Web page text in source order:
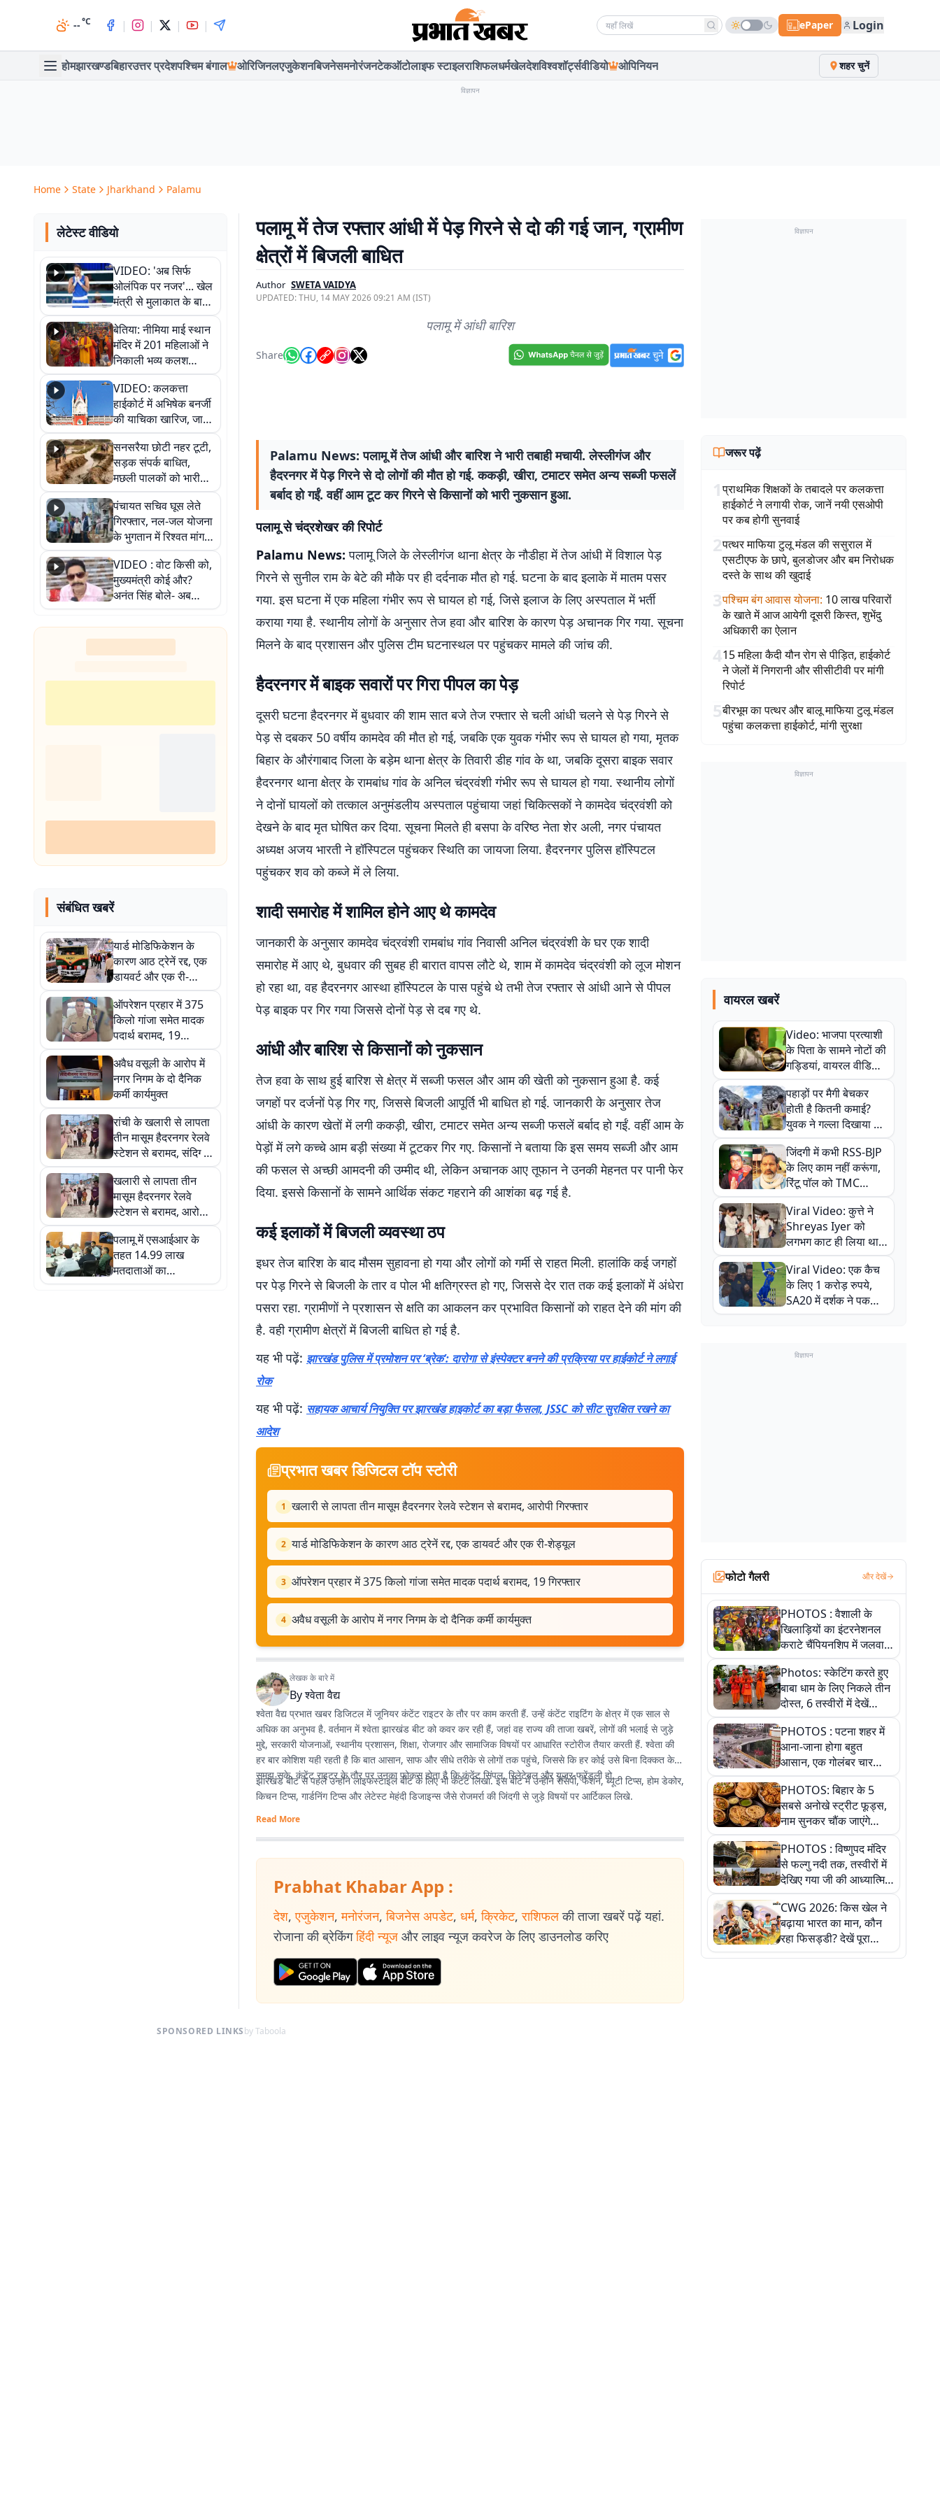
--°C | | | | Search news ePaper Login
होमझारखण्डबिहारउत्तर प्रदेशपश्चिम बंगाल ओरिजिनलएजुकेशनबिजनेसमनोरंजनटेकऑटोलाइफ स्टाइलराशिफलधर्मखेलदेशविश्वशॉर्ट्सवीडियो ओपिनियन शहर चुनें
विज्ञापन
Home State Jharkhand Palamu
लेटेस्ट वीडियो
VIDEO: 'अब सिर्फ
ओलंपिक पर नजर'... खेल
मंत्री से मुलाकात के बाद
जैसमीन लंबोरिया का बड़ा
बयान
बेतिया: नीमिया माई स्थान
मंदिर में 201 महिलाओं ने
निकाली भव्य कलश
शोभायात्रा, शिवलिंग
प्राण-प्रतिष्ठा महोत्सव
शुरू
VIDEO: कलकत्ता
हाईकोर्ट में अभिषेक बनर्जी
की याचिका खारिज, जानें
क्या है पूरा मामला
सनसरैया छोटी नहर टूटी,
सड़क संपर्क बाधित,
मछली पालकों को भारी
नुकसान
पंचायत सचिव घूस लेते
गिरफ्तार, नल-जल योजना
के भुगतान में रिश्वत मांगना
पड़ा भारी
VIDEO : वोट किसी को,
मुख्यमंत्री कोई और?
अनंत सिंह बोले- अब
जनता हर चुनाव में देगी
जवाब
संबंधित खबरें
यार्ड मोडिफिकेशन के
कारण आठ ट्रेनें रद्द, एक
डायवर्ट और एक री-
शेड्यूल
ऑपरेशन प्रहार में 375
किलो गांजा समेत मादक
पदार्थ बरामद, 19
गिरफ्तार
अवैध वसूली के आरोप में
नगर निगम के दो दैनिक
कर्मी कार्यमुक्त
रांची के खलारी से लापता
तीन मासूम हैदरनगर रेलवे
स्टेशन से बरामद, संदिग्ध
युवक गिरफ्तार
खलारी से लापता तीन
मासूम हैदरनगर रेलवे
स्टेशन से बरामद, आरोपी
गिरफ्तार
पलामू में एसआईआर के
तहत 14.99 लाख
मतदाताओं का
डिजिटाइजेशन पूरा
पलामू में तेज रफ्तार आंधी में पेड़ गिरने से दो की गई जान, ग्रामीण
क्षेत्रों में बिजली बाधित
Author SWETA VAIDYA
UPDATED:THU, 14 MAY 2026 09:21 AM (IST)
पलामू में आंधी बारिश
Share
Palamu News: पलामू में तेज आंधी और बारिश ने भारी तबाही मचायी. लेस्लीगंज और
हैदरनगर में पेड़ गिरने से दो लोगों की मौत हो गई. ककड़ी, खीरा, टमाटर समेत अन्य सब्जी फसलें
बर्बाद हो गईं. वहीं आम टूट कर गिरने से किसानों को भारी नुकसान हुआ.
पलामू से चंद्रशेखर की रिपोर्ट
Palamu News: पलामू जिले के लेस्लीगंज थाना क्षेत्र के नौडीहा में तेज आंधी में विशाल पेड़
गिरने से सुनील राम के बेटे की मौके पर ही दर्दनाक मौत हो गई. घटना के बाद इलाके में मातम पसर
गया. इस घटना में एक महिला गंभीर रूप से घायल हो गई, जिसे इलाज के लिए अस्पताल में भर्ती
कराया गया है. स्थानीय लोगों के अनुसार तेज हवा और बारिश के कारण पेड़ अचानक गिर गया. सूचना
मिलने के बाद प्रशासन और पुलिस टीम घटनास्थल पर पहुंचकर मामले की जांच की.
हैदरनगर में बाइक सवारों पर गिरा पीपल का पेड़
दूसरी घटना हैदरनगर में बुधवार की शाम सात बजे तेज रफ्तार से चली आंधी चलने से पेड़ गिरने से
पेड़ से दबकर 50 वर्षीय कामदेव की मौत हो गई, जबकि एक युवक गंभीर रूप से घायल हो गया, मृतक
बिहार के औरंगाबाद जिला के बड़ेम थाना क्षेत्र के तिवारी डीह गांव के था, जबकि दूसरा बाइक सवार
हैदरनगर थाना क्षेत्र के रामबांध गांव के अनिल चंद्रवंशी गंभीर रूप से घायल हो गया. स्थानीय लोगों
ने दोनों घायलों को तत्काल अनुमंडलीय अस्पताल पहुंचाया जहां चिकित्सकों ने कामदेव चंद्रवंशी को
देखने के बाद मृत घोषित कर दिया. सूचना मिलते ही बसपा के वरिष्ठ नेता शेर अली, नगर पंचायत
अध्यक्ष अजय भारती ने हॉस्पिटल पहुंचकर स्थिति का जायजा लिया. हैदरनगर पुलिस हॉस्पिटल
पहुंचकर शव को कब्जे में ले लिया.
शादी समारोह में शामिल होने आए थे कामदेव
जानकारी के अनुसार कामदेव चंद्रवंशी रामबांध गांव निवासी अनिल चंद्रवंशी के घर एक शादी
समारोह में आए थे, बुधवार की सुबह ही बारात वापस लौटे थे, शाम में कामदेव चंद्रवंशी को लूज मोशन
हो रहा था, वह हैदरनगर आस्था हॉस्पिटल के पास पहुंचे थे तभी तेज रफ्तार से आंधी आने से पीपल
पेड़ बाइक पर गिर गया जिससे दोनों पेड़ से दब गए थे.
आंधी और बारिश से किसानों को नुकसान
तेज हवा के साथ हुई बारिश से क्षेत्र में सब्जी फसल और आम की खेती को नुकसान हुआ है. कई
जगहों पर दर्जनों पेड़ गिर गए, जिससे बिजली आपूर्ति भी बाधित हो गई. जानकारी के अनुसार तेज
आंधी के कारण खेतों में लगी ककड़ी, खीरा, टमाटर समेत अन्य सब्जी फसलें बर्बाद हो गईं. वहीं आम के
पेड़ों में लगे कच्चे आम बड़ी संख्या में टूटकर गिर गए. किसानों ने बताया कि इस समय सब्जी और आम
की फसल से अच्छी आमदनी की उम्मीद थी, लेकिन अचानक आए तूफान ने उनकी मेहनत पर पानी फेर
दिया. इससे किसानों के सामने आर्थिक संकट गहराने की आशंका बढ़ गई है.
कई इलाकों में बिजली व्यवस्था ठप
इधर तेज बारिश के बाद मौसम सुहावना हो गया और लोगों को गर्मी से राहत मिली. हालांकि कई जगहों
पर पेड़ गिरने से बिजली के तार व पोल भी क्षतिग्रस्त हो गए, जिससे देर रात तक कई इलाकों में अंधेरा
पसरा रहा. ग्रामीणों ने प्रशासन से क्षति का आकलन कर प्रभावित किसानों को राहत देने की मांग की
है. वही ग्रामीण क्षेत्रों में बिजली बाधित हो गई है.
यह भी पढ़ें: झारखंड पुलिस में प्रमोशन पर ‘ब्रेक’: दारोगा से इंस्पेक्टर बनने की प्रक्रिया पर हाईकोर्ट ने लगाई
रोक
यह भी पढ़ें: सहायक आचार्य नियुक्ति पर झारखंड हाइकोर्ट का बड़ा फैसला, JSSC को सीट सुरक्षित रखने का
आदेश
प्रभात खबर डिजिटल टॉप स्टोरी
1 खलारी से लापता तीन मासूम हैदरनगर रेलवे स्टेशन से बरामद, आरोपी गिरफ्तार
2 यार्ड मोडिफिकेशन के कारण आठ ट्रेनें रद्द, एक डायवर्ट और एक री-शेड्यूल
3 ऑपरेशन प्रहार में 375 किलो गांजा समेत मादक पदार्थ बरामद, 19 गिरफ्तार
4 अवैध वसूली के आरोप में नगर निगम के दो दैनिक कर्मी कार्यमुक्त
लेखक के बारे में
Byश्वेता वैद्य
श्वेता वैद्य प्रभात खबर डिजिटल में जूनियर कंटेंट राइटर के तौर पर काम करती हैं. उन्हें कंटेंट राइटिंग के क्षेत्र में एक साल से
अधिक का अनुभव है. वर्तमान में श्वेता झारखंड बीट को कवर कर रही हैं, जहां वह राज्य की ताजा खबरें, लोगों की भलाई से जुड़े
मुद्दे, सरकारी योजनाओं, स्थानीय प्रशासन, शिक्षा, रोजगार और सामाजिक विषयों पर आधारित स्टोरीज तैयार करती हैं. श्वेता की
हर बार कोशिश यही रहती है कि बात आसान, साफ और सीधे तरीके से लोगों तक पहुंचे, जिससे कि हर कोई उसे बिना दिक्कत के
समझ सके. कंटेंट राइटर के तौर पर उनका फोकस होता है कि कंटेंट सिंपल, रिलेटेबल और यूजर-फ्रेंडली हो.
झारखंड बीट से पहले उन्होंने लाइफस्टाइल बीट के लिए भी कंटेंट लिखा. इस बीट में उन्होंने रेसिपी, फैशन, ब्यूटी टिप्स, होम डेकोर,
किचन टिप्स, गार्डनिंग टिप्स और लेटेस्ट मेहंदी डिजाइन्स जैसे रोजमर्रा की जिंदगी से जुड़े विषयों पर आर्टिकल लिखे.
Read More
Prabhat Khabar App :
देश, एजुकेशन, मनोरंजन, बिजनेस अपडेट, धर्म, क्रिकेट, राशिफल की ताजा खबरें पढ़ें यहां.
रोजाना की ब्रेकिंग हिंदी न्यूज और लाइव न्यूज कवरेज के लिए डाउनलोड करिए
विज्ञापन
जरूर पढ़ें
1प्राथमिक शिक्षकों के तबादले पर कलकत्ता
हाईकोर्ट ने लगायी रोक, जानें नयी एसओपी
पर कब होगी सुनवाई
2पत्थर माफिया टुलू मंडल की ससुराल में
एसटीएफ के छापे, बुलडोजर और बम निरोधक
दस्ते के साथ की खुदाई
3पश्चिम बंग आवास योजना: 10 लाख परिवारों
के खाते में आज आयेगी दूसरी किस्त, शुभेंदु
अधिकारी का ऐलान
415 महिला कैदी यौन रोग से पीड़ित, हाईकोर्ट
ने जेलों में निगरानी और सीसीटीवी पर मांगी
रिपोर्ट
5बीरभूम का पत्थर और बालू माफिया टुलू मंडल
पहुंचा कलकत्ता हाईकोर्ट, मांगी सुरक्षा
विज्ञापन
वायरल खबरें
Video: भाजपा प्रत्याशी
के पिता के सामने नोटों की
गड्डियां, वायरल वीडियो
से राजनीति में उबाल,
अजित महतो बोले- TMC
की गंदी चाल
पहाड़ों पर मैगी बेचकर
होती है कितनी कमाई?
युवक ने गल्ला दिखाया तो
नौकरी वालों के खड़े हो गए
कान
जिंदगी में कभी RSS-BJP
के लिए काम नहीं करूंगा,
रिंटू पॉल को TMC
ऑफिस में ले जाकर पीटा,
Video वायरल
Viral Video: कुत्ते ने
Shreyas Iyer को
लगभग काट ही लिया था,
न्यूजीलैंड सीरीज से पहले
बाल-बाल बचे
Viral Video: एक कैच
के लिए 1 करोड़ रुपये,
SA20 में दर्शक ने पकड़ा
एक हाथ से गजब का कैच
विज्ञापन
फोटो गैलरी और देखें
PHOTOS : वैशाली के
खिलाड़ियों का इंटरनेशनल
कराटे चैंपियनशिप में जलवा,
जीते 9 पदक, पांच तस्वीर से
देखिए पूरा खेल
Photos: स्केटिंग करते हुए
बाबा धाम के लिए निकले तीन
दोस्त, 6 तस्वीरों में देखें
आस्था और जुनून की कहानी
PHOTOS : पटना शहर में
आना-जाना होगा बहुत
आसान, एक गोलंबर चार
फ्लाईओवर को जोड़ेगा
PHOTOS: बिहार के 5
सबसे अनोखे स्ट्रीट फूड्स,
नाम सुनकर चौंक जाएंगे
लेकिन स्वाद ऐसा कि बार-बार
खाने का करेगा मन
PHOTOS : विष्णुपद मंदिर
से फल्गु नदी तक, तस्वीरों में
देखिए गया जी की आध्यात्मिक
पहचान
CWG 2026: किस खेल ने
बढ़ाया भारत का मान, कौन
रहा फिसड्डी? देखें पूरा
रिपोर्ट कार्ड
SPONSORED LINKSby Taboola